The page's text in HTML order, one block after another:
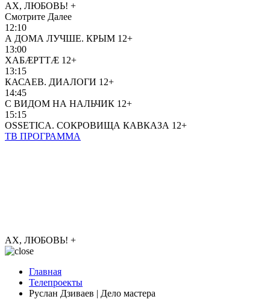
АХ, ЛЮБОВЬ! +
Смотрите Далее
12:10
А ДОМА ЛУЧШЕ. КРЫМ 12+
13:00
ХАБӔРТТӔ 12+
13:15
КАСАЕВ. ДИАЛОГИ 12+
14:45
С ВИДОМ НА НАЛЬЧИК 12+
15:15
OSSETICA. СОКРОВИЩА КАВКАЗА 12+
ТВ ПРОГРАММА
АХ, ЛЮБОВЬ! +
Главная
Телепроекты
Руслан Дзиваев | Дело мастера